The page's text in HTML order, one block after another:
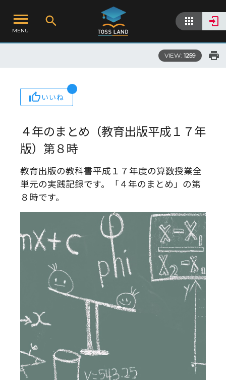
MENU
VIEW: 1259
いいね
４年のまとめ（教育出版平成１７年
版）第８時
教育出版の教科書平成１７年度の算数授業全
単元の実践記録です。「４年のまとめ」の第
８時です。